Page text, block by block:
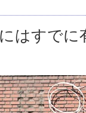
はすでに